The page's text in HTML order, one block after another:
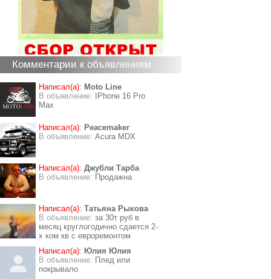
Комментарии к объявлениям
Написал(а): Moto Line
В объявление:
IPhone 16 Pro
Max
Написал(а): Peacemaker
В объявление: Acura MDX
Написал(а): Джубли Тарба
В объявление: Продажна
Написал(а): Татьяна Рыкова
В объявление: за 30т руб в
месяц круглогодично сдается 2-
х ком кв с евроремонтом
Написал(а): Юлия Юлия
В объявление: Плед или
покрывало